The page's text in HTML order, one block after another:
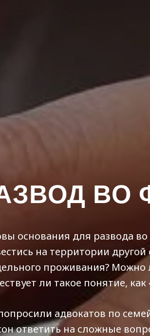
ВО
основания для развода
на территории
проживания? Можно
ли такое понятие,
адвокатов по
ответить на сложные